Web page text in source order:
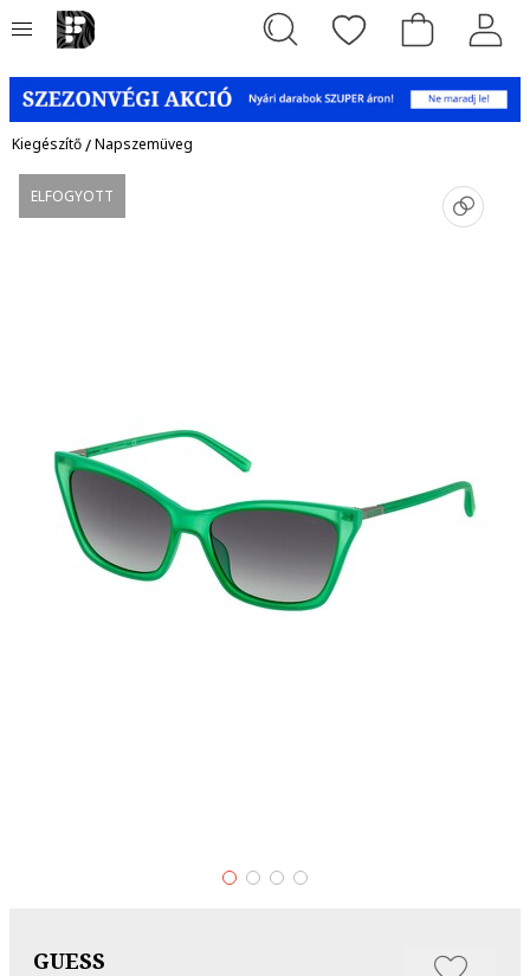
Kiegészítő/Napszemüveg
ELFOGYOTT
GUESS